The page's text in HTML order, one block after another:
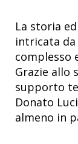
La storia
intricata
complesso
Grazie allo
supporto
Donato
almeno in